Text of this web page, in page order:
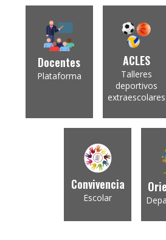
Docentes
Plataforma
ACLES
Talleres
deportivos
extraescolares
Convivencia
Escolar